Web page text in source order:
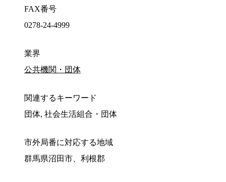
FAX番号
0278-24-4999
業界
公共機関・団体
関連するキーワード
団体, 社会生活組合・団体
市外局番に対応する地域
群馬県沼田市、利根郡